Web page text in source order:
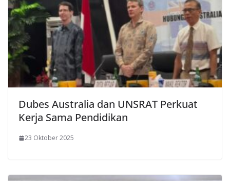
Dubes Australia dan UNSRAT Perkuat
Kerja Sama Pendidikan
23 Oktober 2025